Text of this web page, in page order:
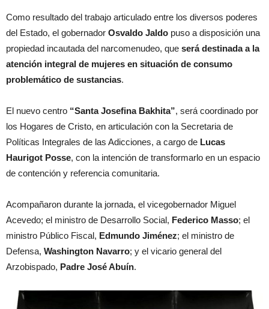
Como resultado del trabajo articulado entre los diversos poderes
del Estado, el gobernador Osvaldo Jaldo puso a disposición una
propiedad incautada del narcomenudeo, que será destinada a la
atención integral de mujeres en situación de consumo
problemático de sustancias.
El nuevo centro “Santa Josefina Bakhita”, será coordinado por
los Hogares de Cristo, en articulación con la Secretaria de
Políticas Integrales de las Adicciones, a cargo de Lucas
Haurigot Posse, con la intención de transformarlo en un espacio
de contención y referencia comunitaria.
Acompañaron durante la jornada, el vicegobernador Miguel
Acevedo; el ministro de Desarrollo Social, Federico Masso; el
ministro Público Fiscal, Edmundo Jiménez; el ministro de
Defensa, Washington Navarro; y el vicario general del
Arzobispado, Padre José Abuín.